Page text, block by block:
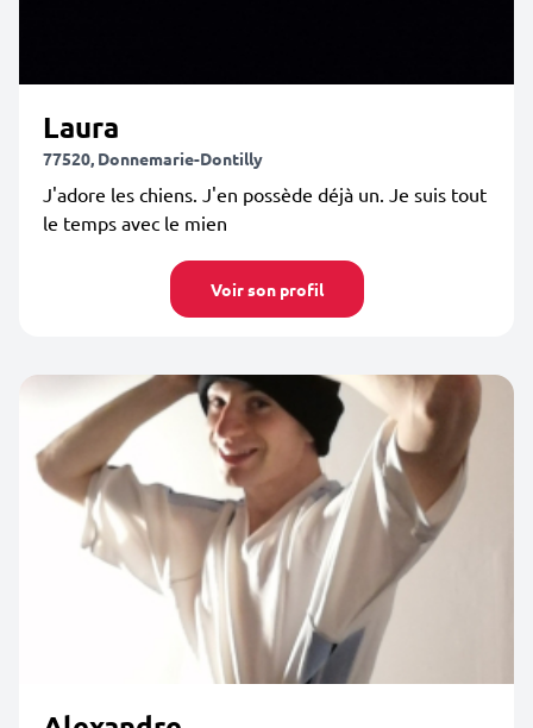
Laura
77520, Donnemarie-Dontilly
J'adore les chiens. J'en possède déjà un. Je suis tout
le temps avec le mien
Voir son profil